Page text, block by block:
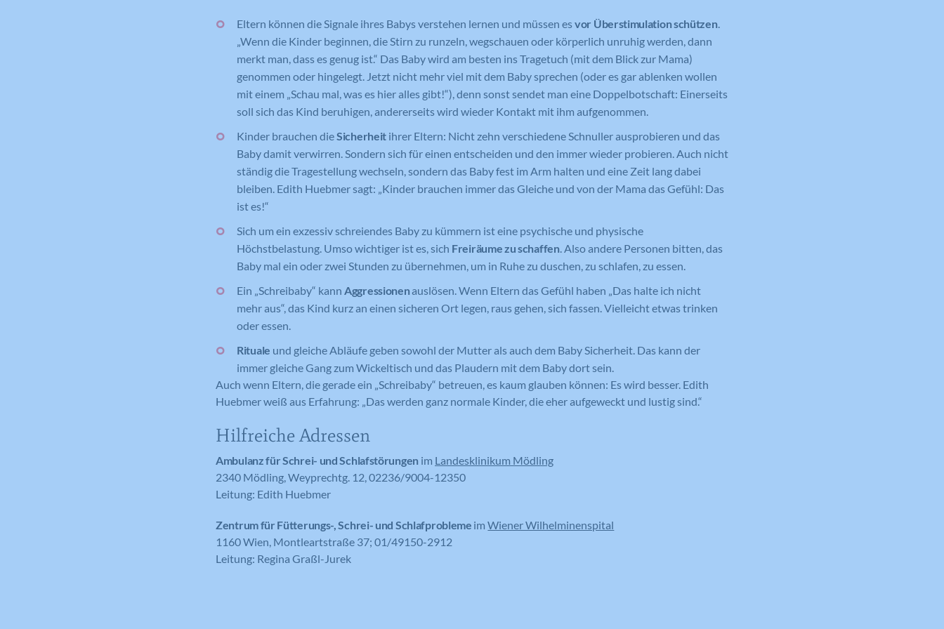
Eltern können die Signale ihres Babys verstehen lernen und müssen es vor Überstimulation schützen.
„Wenn die Kinder beginnen, die Stirn zu runzeln, wegschauen oder körperlich unruhig werden, dann
merkt man, dass es genug ist.“ Das Baby wird am besten ins Tragetuch (mit dem Blick zur Mama)
genommen oder hingelegt. Jetzt nicht mehr viel mit dem Baby sprechen (oder es gar ablenken wollen
mit einem „Schau mal, was es hier alles gibt!“), denn sonst sendet man eine Doppelbotschaft: Einerseits
soll sich das Kind beruhigen, andererseits wird wieder Kontakt mit ihm aufgenommen.
Kinder brauchen dieSicherheit ihrer Eltern: Nicht zehn verschiedene Schnuller ausprobieren und das
Baby damit verwirren. Sondern sich für einen entscheiden und den immer wieder probieren. Auch nicht
ständig die Tragestellung wechseln, sondern das Baby fest im Arm halten und eine Zeit lang dabei
bleiben. Edith Huebmer sagt: „Kinder brauchen immer das Gleiche und von der Mama das Gefühl: Das
ist es!“
Sich um ein exzessiv schreiendes Baby zu kümmern ist eine psychische und physische
Höchstbelastung. Umso wichtiger ist es, sich Freiräume zu schaffen. Also andere Personen bitten, das
Baby mal ein oder zwei Stunden zu übernehmen, um in Ruhe zu duschen, zu schlafen, zu essen.
Ein „Schreibaby“ kann Aggressionen auslösen. Wenn Eltern das Gefühl haben „Das halte ich nicht
mehr aus“, das Kind kurz an einen sicheren Ort legen, raus gehen, sich fassen. Vielleicht etwas trinken
oder essen.
Rituale und gleiche Abläufe geben sowohl der Mutter als auch dem Baby Sicherheit. Das kann der
immer gleiche Gang zum Wickeltisch und das Plaudern mit dem Baby dort sein.
Auch wenn Eltern, die gerade ein „Schreibaby“ betreuen, es kaum glauben können: Es wird besser. Edith
Huebmer weiß aus Erfahrung: „Das werden ganz normale Kinder, die eher aufgeweckt und lustig sind.“
Hilfreiche Adressen
Ambulanz für Schrei- und Schlafstörungen im Landesklinikum Mödling
2340 Mödling, Weyprechtg. 12, 02236/9004-12350
Leitung: Edith Huebmer
Zentrum für Fütterungs-, Schrei- und Schlafprobleme imWiener Wilhelminenspital
1160 Wien, Montleartstraße 37; 01/49150-2912
Leitung: Regina Graßl-Jurek
Zweck
Eindeutige ID, die die Sitzung des
Benutzers identifiziert.
Name cookie_optin
Anbieter Meine Familie
Laufzeit 1 Jahr
zu speichern.
Zweck
um die Anforderungsrate
einzuschränken.
Name _gat
Anbieter Google Analytics
Laufzeit 1 Minute
einzuschränken.
Name _gid
Laufzeit 1 Tag
Zweck
Registriert eine eindeutige ID, die
verwendet wird, um statistische Daten
Anbieter Google Analytics
Besuchers zu erstellen. Es können identifizierbare
oder eindeutige Daten gesammelt werden.
Anonymisierte Daten werden evtl. mit Dritten
geteilt.
NID
Anbieter Google Maps
Laufzeit 6 Monate
Anbieter YouTube
Zweck
Registriert eine eindeutige ID auf
mobilen Geräten, um Tracking
basierend auf dem geografischen GPS-
Name VISITOR_INFO1_LIVE
Laufzeit 179 Tage
Cookie-Informationen anzeigen